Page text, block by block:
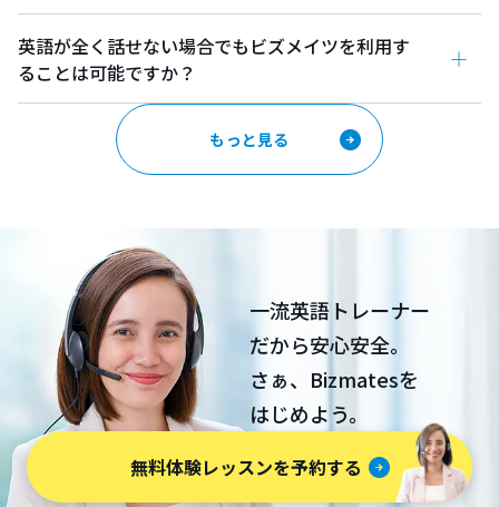
英語が全く話せない場合でもビズメイツを利用す
ることは可能ですか？
もっと見る
一流英語トレーナー
だから安心安全。
さぁ、Bizmatesを
はじめよう。
無料体験レッスンを予約する